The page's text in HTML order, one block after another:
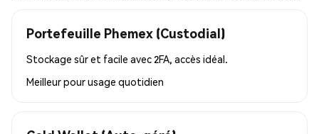
Portefeuille Phemex (Custodial)
Stockage sûr et facile avec 2FA, accès idéal.
Meilleur pourusage quotidien